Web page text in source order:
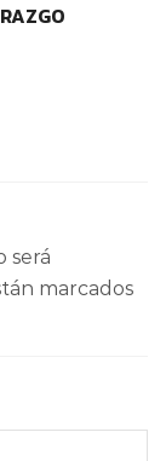
será
marcados